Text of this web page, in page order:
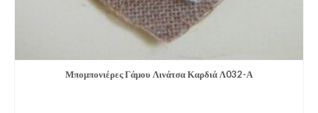
Μπομπονιέρες Γάμου Λινάτσα Καρδιά Λ032-Α